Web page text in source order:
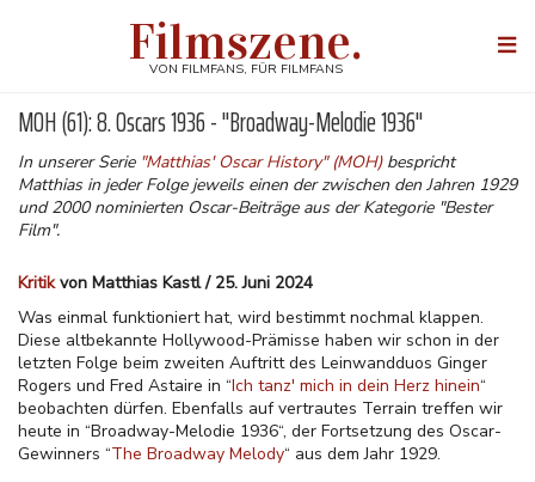
Filmszene.
VON FILMFANS, FÜR FILMFANS
MOH (61): 8. Oscars 1936 - "Broadway-Melodie 1936"
In unserer Serie "Matthias' Oscar History" (MOH)bespricht
Matthias in jeder Folge jeweils einen der zwischen den Jahren 1929
und 2000 nominierten Oscar-Beiträge aus der Kategorie "Bester
Film".
Kritikvon Matthias Kastl / 25. Juni 2024
Was einmal funktioniert hat, wird bestimmt nochmal klappen.
Diese altbekannte Hollywood-Prämisse haben wir schon in der
letzten Folge beim zweiten Auftritt des Leinwandduos Ginger
Rogers und Fred Astaire in “Ich tanz' mich in dein Herz hinein“
beobachten dürfen. Ebenfalls auf vertrautes Terrain treffen wir
heute in “Broadway-Melodie 1936“, der Fortsetzung des Oscar-
Gewinners “The Broadway Melody“ aus dem Jahr 1929.